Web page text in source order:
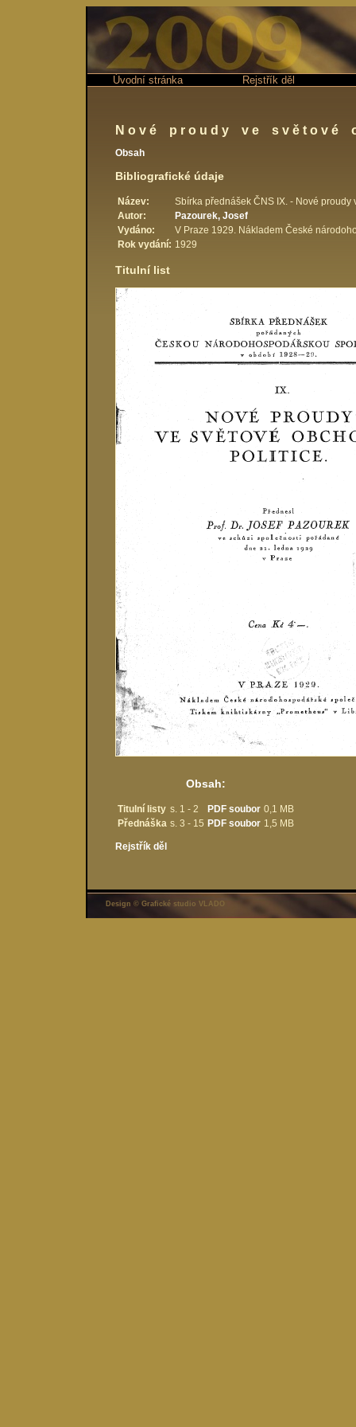
Úvodní stránka Rejstřík děl
Nové proudy ve světové
Obsah
Bibliografické údaje
Název:
Sbírka přednášek ČNS IX. - Nové
Autor:
Pazourek, Josef
Vydáno:
V Praze 1929. Nákladem České
Rok vydání: 1929
Titulní list
Obsah:
Titulní listy s. 1 - 2 PDF soubor 0,1 MB
Přednáška s. 3 - 15 PDF soubor 1,5 MB
Rejstřík děl
Design © Grafické studio VLADO